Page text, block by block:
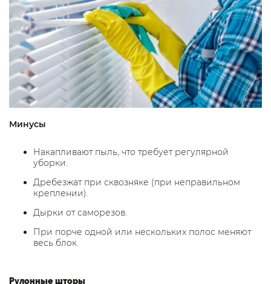
Минусы
Накапливают пыль, что требует регулярной
уборки.
Дребезжат при сквозняке (при неправильном
креплении).
Дырки от саморезов.
При порче одной или нескольких полос меняют
весь блок.
Рулонные шторы